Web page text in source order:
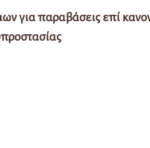
για παραβάσεις επί